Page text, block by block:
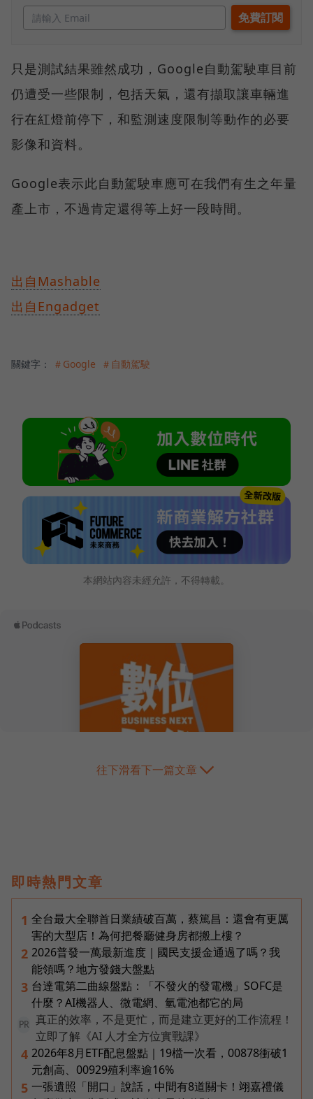
只是測試結果雖然成功，Google自動駕駛車目前
仍遭受一些限制，包括天氣，還有擷取讓車輛進
行在紅燈前停下，和監測速度限制等動作的必要
影像和資料。
Google表示此自動駕駛車應可在我們有生之年量
產上市，不過肯定還得等上好一段時間。
出自Mashable
出自Engadget
關鍵字： ＃Google ＃自動駕駛
本網站內容未經允許，不得轉載。
往下滑看下一篇文章
即時熱門文章
1 全台最大全聯首日業績破百萬，蔡篤昌：還會有更厲
害的大型店！為何把餐廳健身房都搬上樓？
2 2026普發一萬最新進度｜國民支援金通過了嗎？我
能領嗎？地方發錢大盤點
3 台達電第二曲線盤點：「不發火的發電機」SOFC是
什麼？AI機器人、微電網、氫電池都它的局
PR
真正的效率，不是更忙，而是建立更好的工作流程！
立即了解《AI 人才全方位實戰課》
4 2026年8月ETF配息盤點｜19檔一次看，00878衝破1
元創高、00929殖利率逾16%
5 一張遺照「開口」說話，中間有8道關卡！翊嘉禮儀